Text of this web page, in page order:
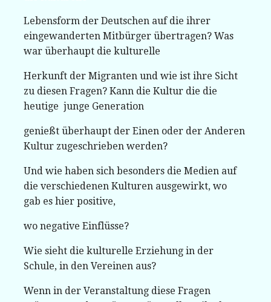
Lebensform der Deutschen auf die ihrer
eingewanderten Mitbürger übertragen? Was
war überhaupt die kulturelle
Herkunft der Migranten und wie ist ihre Sicht
zu diesen Fragen? Kann die Kultur die die
heutige junge Generation
genießt überhaupt der Einen oder der Anderen
Kultur zugeschrieben werden?
Und wie haben sich besonders die Medien auf
die verschiedenen Kulturen ausgewirkt, wo
gab es hier positive,
wo negative Einflüsse?
Wie sieht die kulturelle Erziehung in der
Schule, in den Vereinen aus?
Wenn in der Veranstaltung diese Fragen